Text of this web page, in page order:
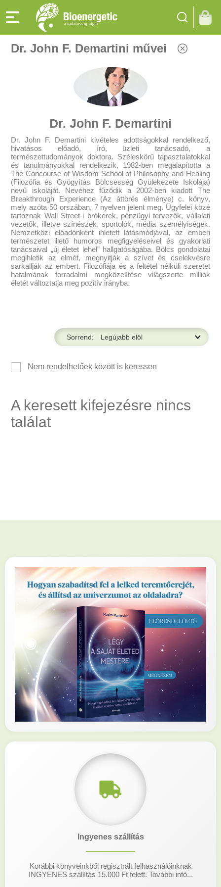
Dr. John F. Demartini művei
Dr. John F. Demartini
Dr. John F. Demartini kivételes adottságokkal rendelkező,
hivatásos előadó, író, üzleti tanácsadó, a
természettudományok doktora. Széleskörű tapasztalatokkal
és tanulmányokkal rendelkezik, 1982-ben megalapította a
The Concourse of Wisdom School of Philosophy and Healing
(Filozófia és Gyógyítás Bölcsesség Gyülekezete Iskolája)
nevű iskoláját. Nevéhez fűződik a 2002-ben kiadott The
Breakthrough Experience (Az áttörés élménye) c. könyv,
mely azóta 50 orszában, 7 nyelven jelent meg. Ügyfelei közé
tartoznak Wall Street-i brókerek, pénzügyi tervezők, vállalati
vezetők, illetve színészek, sportolók, média személyiségek.
Nemzetközi előadónként ihletett látásmódjával, az emberi
természetet illető humoros megfigyeléseivel és gyakorlati
tanácsaival „új életet lehel” hallgatóságába. Bölcs gondolatai
megihletik az elmét, megnyitják a szívet és cselekvésre
sarkallják az embert. Filozófiája és a feltétel nélküli szeretet
hatalmának forradalmi megközelítése világszerte milliók
életét változtatja meg pozitív irányba.
Sorrend:
Nem rendelhetőek között is keressen
A keresett kifejezésre nincs
találat
Ingyenes szállítás
Korábbi könyveinkből regisztrált felhasználóinknak
INGYENES szállítás 15.000 Ft felett. További infó...